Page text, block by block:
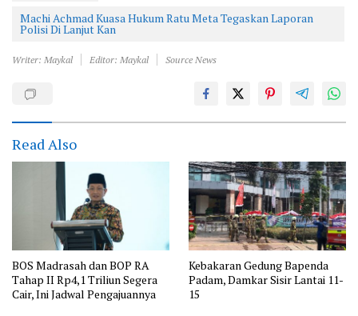
Machi Achmad Kuasa Hukum Ratu Meta Tegaskan Laporan
Polisi Di Lanjut Kan
Writer: Maykal Editor: Maykal Source News
Read Also
BOS Madrasah dan BOP RA
Tahap II Rp4,1 Triliun Segera
Cair, Ini Jadwal Pengajuannya
Kebakaran Gedung Bapenda
Padam, Damkar Sisir Lantai 11-
15